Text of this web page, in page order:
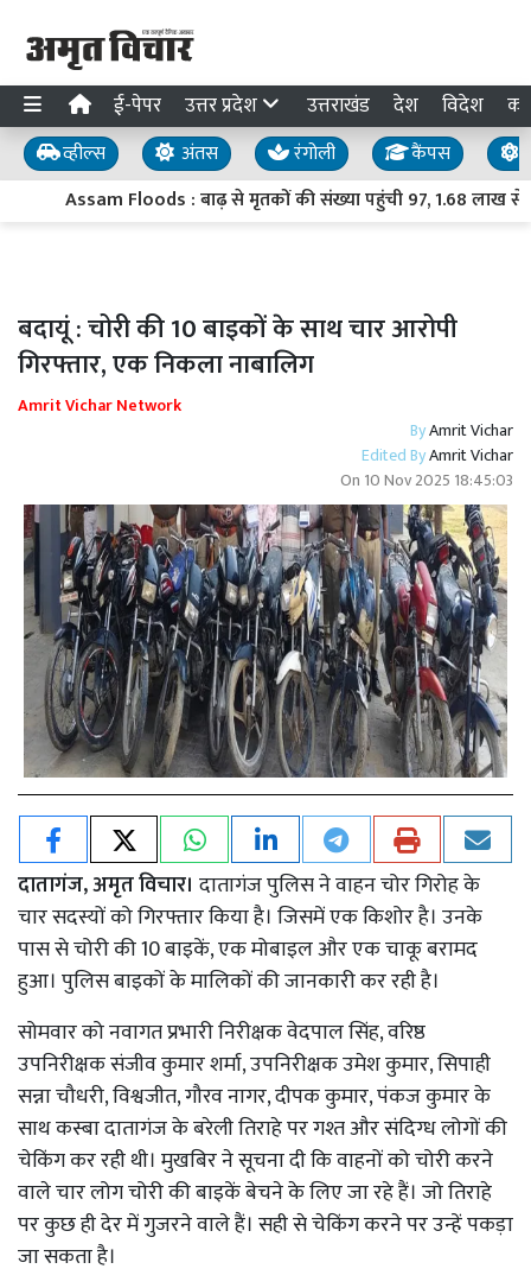
ई-पेपर उत्तर प्रदेश उत्तराखंड देश विदेश
व्हील्स अंतस रंगोली कैंपस
Assam Floods : बाढ़ से मृतकों की संख्या पहुंची 97, 1.68 लाख से
बदायूं : चोरी की 10 बाइकों के साथ चार आरोपी
गिरफ्तार, एक निकला नाबालिग
Amrit Vichar Network
ByAmrit Vichar
Edited ByAmrit Vichar
On 10 Nov 2025 18:45:03
दातागंज, अमृत विचार। दातागंज पुलिस ने वाहन चोर गिरोह के
चार सदस्यों को गिरफ्तार किया है। जिसमें एक किशोर है। उनके
पास से चोरी की 10 बाइकें, एक मोबाइल और एक चाकू बरामद
हुआ। पुलिस बाइकों के मालिकों की जानकारी कर रही है।
सोमवार को नवागत प्रभारी निरीक्षक वेदपाल सिंह, वरिष्ठ
उपनिरीक्षक संजीव कुमार शर्मा, उपनिरीक्षक उमेश कुमार, सिपाही
सन्ना चौधरी, विश्वजीत, गौरव नागर, दीपक कुमार, पंकज कुमार के
साथ कस्बा दातागंज के बरेली तिराहे पर गश्त और संदिग्ध लोगों की
चेकिंग कर रही थी। मुखबिर ने सूचना दी कि वाहनों को चोरी करने
वाले चार लोग चोरी की बाइकें बेचने के लिए जा रहे हैं। जो तिराहे
पर कुछ ही देर में गुजरने वाले हैं। सही से चेकिंग करने पर उन्हें पकड़ा
जा सकता है।